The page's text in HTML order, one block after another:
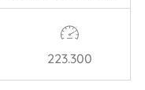
223.300